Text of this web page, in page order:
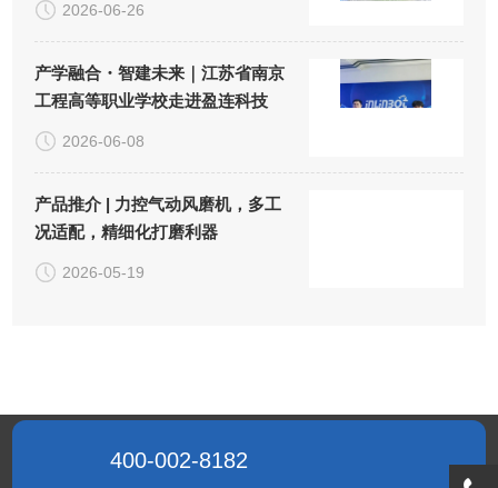
2026-06-26
产学融合・智建未来｜江苏省南京
工程高等职业学校走进盈连科技
2026-06-08
产品推介 | 力控气动风磨机，多工
况适配，精细化打磨利器
2026-05-19
400-002-8182